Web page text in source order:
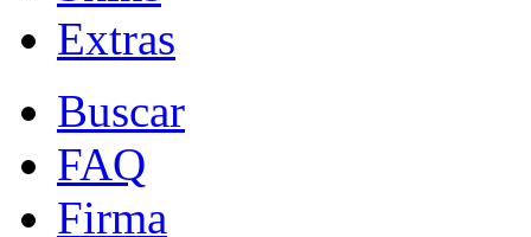
Extras
Buscar
FAQ
Firma